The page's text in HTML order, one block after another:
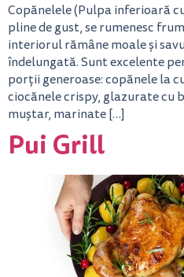
Copănelele (Pulpa inferioară
pline de gust, se rumenesc
interiorul rămâne moale și
îndelungată. Sunt excelente
porții generoase: copănele la
ciocănele crispy, glazurate cu
muștar, marinate […]
Pui Grill